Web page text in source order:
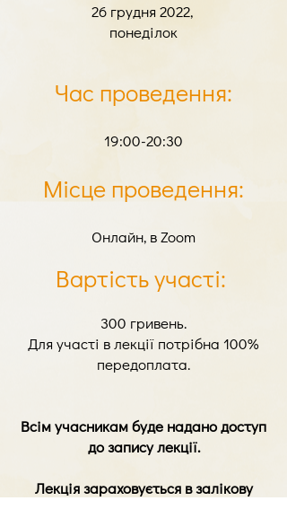
26 грудня 2022,
понеділок
Час проведення:
19:00-20:30
Місце проведення:
Онлайн, в Zoom
Вартість участі:
300 гривень.
Для участі в лекції потрібна 100%
передоплата.
Всім учасникам буде надано доступ
до запису лекції.
Лекція зараховується в залікову